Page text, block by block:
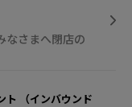
なさまへ閉店の
ト （インバウンド